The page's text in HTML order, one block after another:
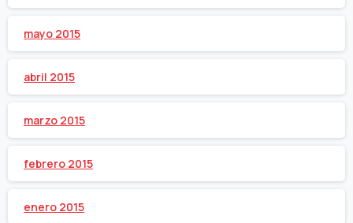
mayo 2015
abril 2015
marzo 2015
febrero 2015
enero 2015